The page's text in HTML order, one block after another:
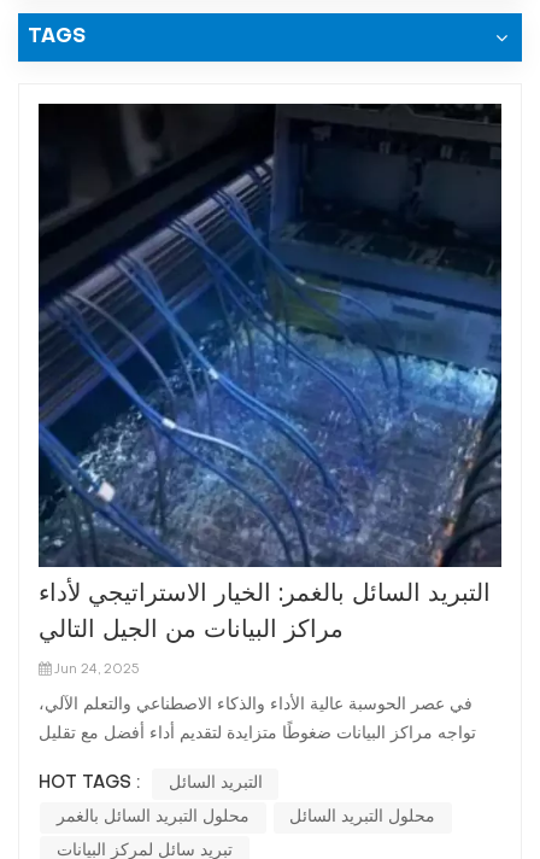
TAGS
التبريد السائل بالغمر: الخيار الاستراتيجي لأداء
مراكز البيانات من الجيل التالي
Jun 24, 2025
في عصر الحوسبة عالية الأداء والذكاء الاصطناعي والتعلم الآلي،
تواجه مراكز البيانات ضغوطًا متزايدة لتقديم أداء أفضل مع تقليل
كافية لأحمال عمل تكنولوجيا المعلومات عالية الكثافة اليوم، لا سيما
مع استمرار الطلب المتزايد على الأنظمة المعتم...
HOT TAGS : التبريد السائل
محلول التبريد السائل بالغمر محلول التبريد السائل
تبريد سائل لمركز البيانات